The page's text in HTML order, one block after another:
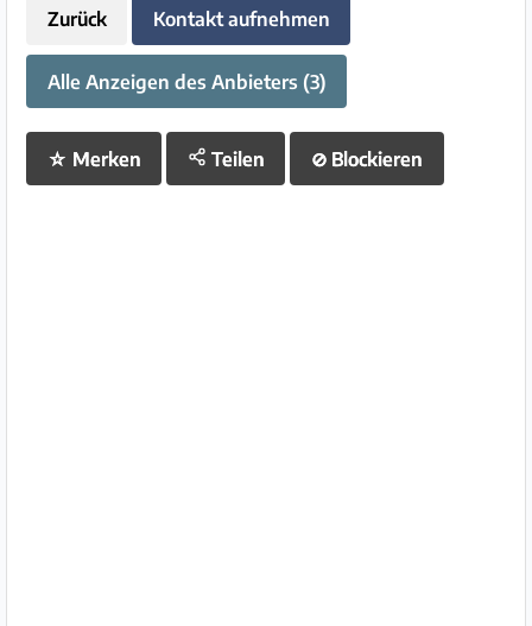
Zurück Kontakt aufnehmen
Alle Anzeigen des Anbieters (3)
☆ Merken Teilen ⊘ Blockieren